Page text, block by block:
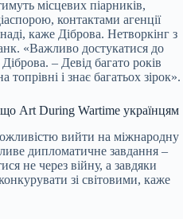
місцевих піарників,
контактами агенції
каже Діброва. Нетворкінг з
«Важливо достукатися до
– Девід багато років
і знає багатьох зірок».
Art During Wartime українцям
вийти на міжнародну
дипломатичне завдання –
не через війну, а завдяки
зі світовими, каже